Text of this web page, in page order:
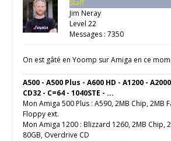
Staff
Jim Neray
Level 22
Messages : 7350
On est gâté en Yoomp sur Amiga en ce
A500 - A500 Plus - A600 HD - A1200 -
CD32 - C=64 - 1040STE - ...
Mon Amiga 500 Plus : A590, 2MB Chip, 2MB
Floppy ext.
Mon Amiga 1200 : Blizzard 1260, 2MB Chip,
80GB, Overdrive CD